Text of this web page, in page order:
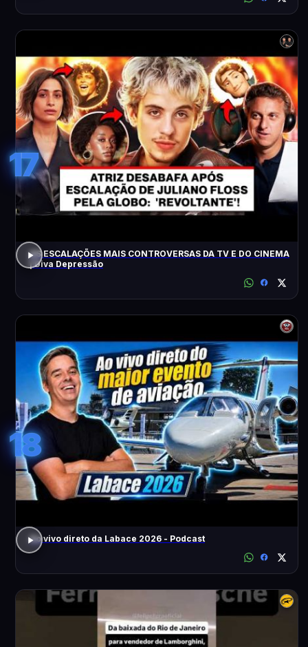
17
AS ESCALAÇÕES MAIS CONTROVERSAS DA TV E DO CINEMA
| Diva Depressão
18
Ao vivo direto da Labace 2026 - Podcast